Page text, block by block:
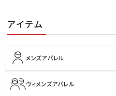
アイテム
メンズアパレル
ウィメンズアパレル